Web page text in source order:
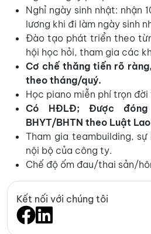
Nghỉ ngày sinh nhật: nhận
lương khi đi làm ngày sinh
Đào tạo phát triển theo
hội học hỏi, tham gia các
Cơ chế thăng tiến rõ
theo tháng/quý.
Học piano miễn phí trọn
Có HĐLĐ;Được
BHYT/BHTN theo Luật
Tham gia teambuilding,
nội bộ của công ty.
Chế độ ốm đau/thai sản/
Kết nối với chúng tôi